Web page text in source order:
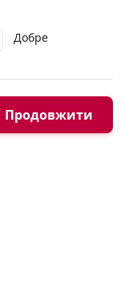
Добре
Продовжити